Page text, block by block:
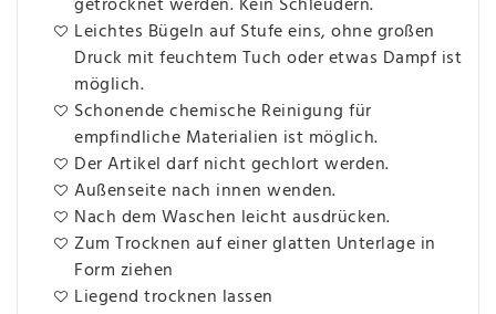
Leichtes Bügeln auf Stufe eins, ohne großen
Druck mit feuchtem Tuch oder etwas Dampf ist
möglich.
Schonende chemische Reinigung für
empfindliche Materialien ist möglich.
Der Artikel darf nicht gechlort werden.
Außenseite nach innen wenden.
Nach dem Waschen leicht ausdrücken.
Zum Trocknen auf einer glatten Unterlage in
Form ziehen
Liegend trocknen lassen